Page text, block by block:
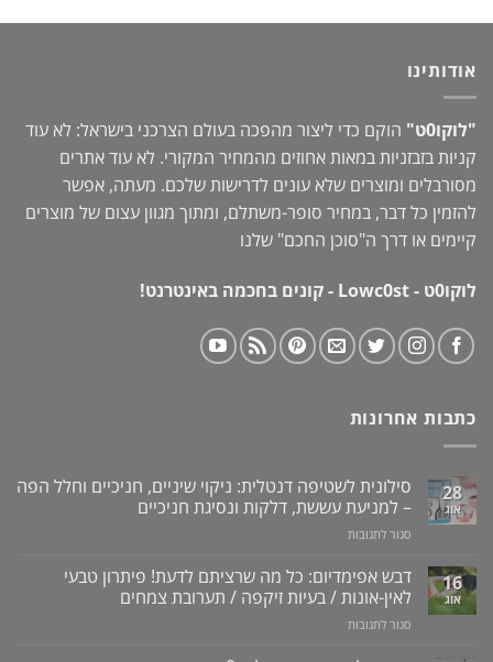
היה:
הוא:
אודותינו
"לוקו0ט"
הוקם כדי ליצור מהפכה בעולם הצרכני בישראל: לא עוד
קניות בזבזניות במאות אחוזים מהמחיר המקורי. לא עוד אתרים
מסורבלים ומוצרים שלא עונים לדרישות שלכם. מעתה, אפשר
להזמין כל דבר, במחיר סופר-משתלם, ומתוך מגוון עצום של מוצרים
קיימים או דרך ה"סוכן החכם" שלנו
לוקו0ט - Lowc0st - קונים בחכמה באינטרנט!
כתבות אחרונות
28
אוג
סילונית לשטיפה דנטלית: ניקוי שיניים, חניכיים וחלל הפה
– למניעת עששת, דלקות ונסיגת חניכיים
סגור לתגובות
לשטיפה
דנטלית:
ניקוי
שיניים,
16
אוג
דבש אפימדיום: כל מה שרציתם לדעת! פיתרון טבעי
לאין-אונות / בעיות זיקפה / תערובת צמחים
סגור לתגובות